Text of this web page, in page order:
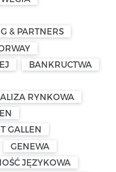
& PARTNERS
BANKRUCTWA
RYNKOWA
GALLEN
GENEWA
JĘZYKOWA